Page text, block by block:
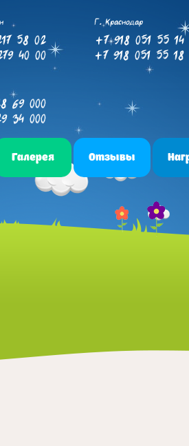
Г. Краснодар
+7 918 051 55 14
+7 918 051 55 18
58 02
40 00
69 000
34 000
Галерея Отзывы